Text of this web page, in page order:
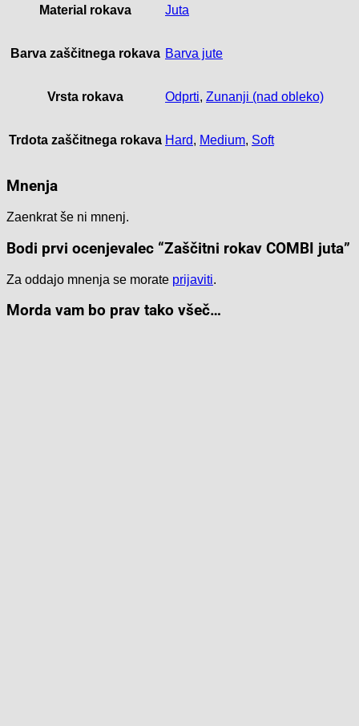
Material rokava Juta
Barva zaščitnega rokava Barva jute
Vrsta rokava Odprti, Zunanji (nad obleko)
Trdota zaščitnega rokava Hard, Medium, Soft
Mnenja
Zaenkrat še ni mnenj.
Bodi prvi ocenjevalec “Zaščitni rokav COMBI juta”
Za oddajo mnenja se morate prijaviti.
Morda vam bo prav tako všeč…